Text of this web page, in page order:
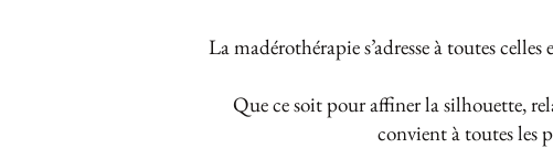
La madérothérapie s’adresse à toutes
Que ce soit pour affiner la silhouette,
convient à toutes les